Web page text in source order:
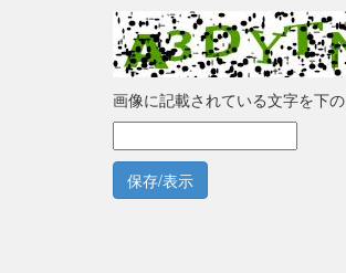
画像に記載されている文字を下
保存/表示